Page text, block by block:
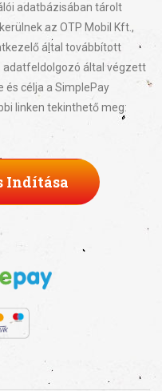
adatbázisában tárolt
az OTP Mobil Kft.,
által továbbított
adatfeldolgozó által végzett
és célja a SimplePay
linken tekinthető meg:
Indítása